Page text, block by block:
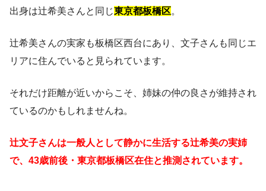
出身は辻希美さんと同じ東京都板橋区。
辻希美さんの実家も板橋区西台にあり、文子さんも同じエ
リアに住んでいると見られています。
それだけ距離が近いからこそ、姉妹の仲の良さが維持され
ているのかもしれませんね。
辻文子さんは一般人として静かに生活する辻希美の実姉
で、43歳前後・東京都板橋区在住と推測されています。